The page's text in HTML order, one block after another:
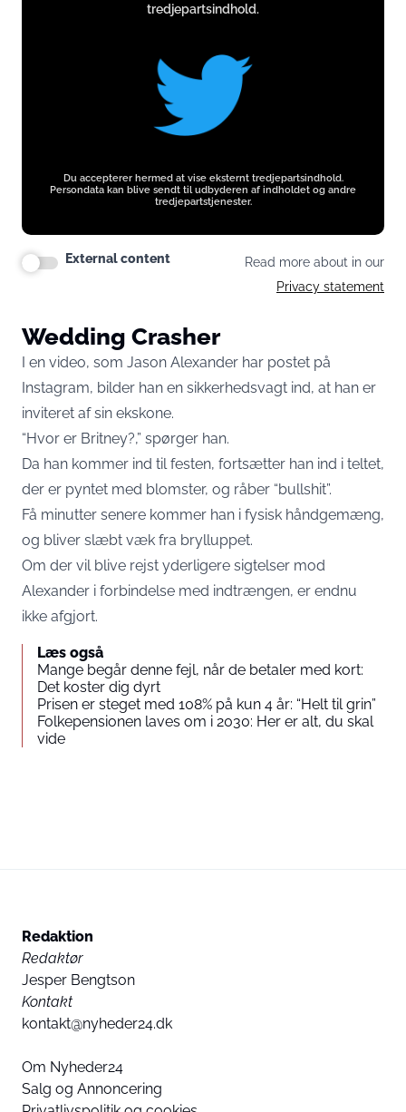
tredjepartsindhold.
Du accepterer hermed at vise eksternt tredjepartsindhold.
Persondata kan blive sendt til udbyderen af indholdet og andre
tredjepartstjenester.
External content
Read more about in our
Privacy statement
Wedding Crasher
I en video, som Jason Alexander har postet på
Instagram, bilder han en sikkerhedsvagt ind, at han er
inviteret af sin ekskone.
“Hvor er Britney?,” spørger han.
Da han kommer ind til festen, fortsætter han ind i teltet,
der er pyntet med blomster, og råber “bullshit”.
Få minutter senere kommer han i fysisk håndgemæng,
og bliver slæbt væk fra brylluppet.
Om der vil blive rejst yderligere sigtelser mod
Alexander i forbindelse med indtrængen, er endnu
ikke afgjort.
Læs også
Mange begår denne fejl, når de betaler med kort:
Det koster dig dyrt
Prisen er steget med 108% på kun 4 år: “Helt til grin”
Folkepensionen laves om i 2030: Her er alt, du skal
vide
Redaktion
Redaktør
Jesper Bengtson
Kontakt
kontakt@nyheder24.dk
Om Nyheder24
Salg og Annoncering